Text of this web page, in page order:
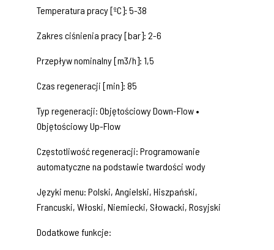
Temperatura pracy [ºC]: 5-38
Zakres ciśnienia pracy [bar]: 2-6
Przepływ nominalny [m3/h]: 1,5
Czas regeneracji [min]: 85
Typ regeneracji: Objętościowy Down-Flow •
Objętościowy Up-Flow
Częstotliwość regeneracji: Programowanie
automatyczne na podstawie twardości wody
Języki menu: Polski, Angielski, Hiszpański,
Francuski, Włoski, Niemiecki, Słowacki, Rosyjski
Dodatkowe funkcje: